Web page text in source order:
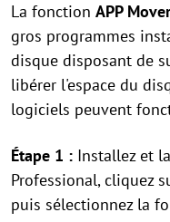
La fonction APP Mover
gros programmes
disque disposant de
libérer l'espace du
logiciels peuvent
Étape 1 : Installez et
Professional, cliquez
puis sélectionnez la